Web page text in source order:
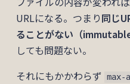
URLになる。つまり同じ
ることがない（immutable
しても問題ない。
それにもかかわらず max-